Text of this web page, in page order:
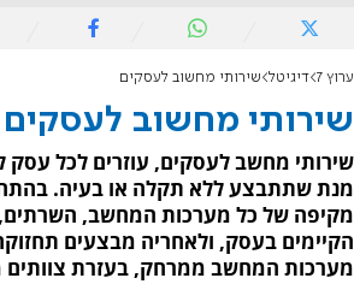
ערוץ 7 דיגיטל שירותי מחשוב לעסקים
שירותי מחשוב לעסקים
שירותי מחשב לעסקים, עוזרים לכל
מנת שתתבצע ללא תקלה או בעיה.
מקיפה של כל מערכות המחשב,
הקיימים בעסק, ולאחריה מבצעים
מערכות המחשב ממרחק, בעזרת צוותים